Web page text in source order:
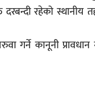
दरबन्दी रहेको
गर्ने कानूनी